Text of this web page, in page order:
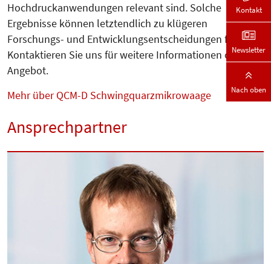
Hochdruckanwendungen relevant sind. Solche
Ergebnisse können letztendlich zu klügeren
Forschungs- und Entwicklungsentscheidungen führen.
Kontaktieren Sie uns für weitere Informationen oder ein
Angebot.
Mehr über QCM-D Schwingquarzmikrowaage
Ansprechpartner
Kontakt
Newsletter
Nach oben